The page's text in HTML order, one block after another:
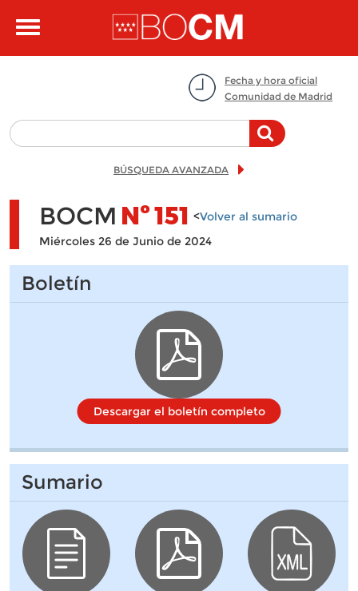
Toggle
Fecha y hora oficial
Comunidad de Madrid
BÚSQUEDA AVANZADA
BOCM Nº151 <Volver al sumario
Miércoles 26 de Junio de 2024
Boletín
Descargar el boletín completo
Sumario